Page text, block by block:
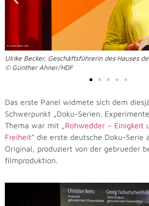
Ulrike Becker, Geschäftsführerin des Hauses
© Günther Ahner/HDF
Das erste Panel widmete sich dem
Schwerpunkt „Doku-Serien.
Thema war mit „Rohwedder – Einigkeit
Freiheit“ die erste deutsche Doku-Serie
Original, produziert von der gebrueder
filmproduktion.